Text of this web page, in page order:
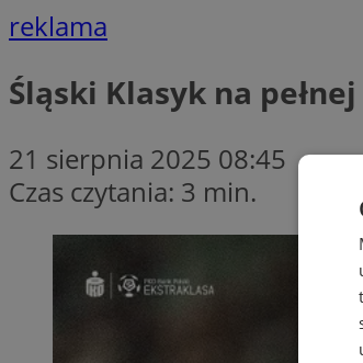
reklama
Śląski Klasyk na
21 sierpnia 2025 08:45
Czas czytania: 3 min.